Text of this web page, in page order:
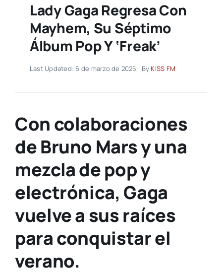
Lady Gaga Regresa Con
Mayhem, Su Séptimo
Álbum Pop Y ‘freak’
Last Updated: 6 de marzo de 2025 By KISS FM
Con colaboraciones
de Bruno Mars y una
mezcla de pop y
electrónica, Gaga
vuelve a sus raíces
para conquistar el
verano.